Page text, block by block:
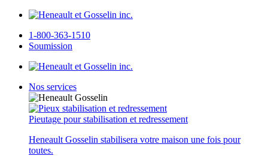
1-800-363-1510
Soumission
Nos services
Pieutage pour stabilisation et redressement
Heneault Gosselin stabilisera votre maison une fois pour
toutes.